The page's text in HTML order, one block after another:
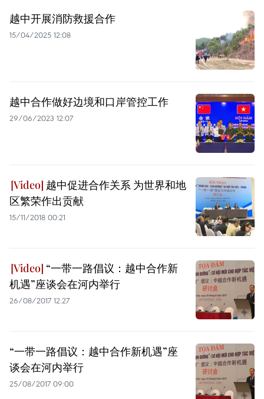
越中开展消防救援合作
15/04/2025 12:08
越中合作做好边境和口岸管控工作
29/06/2023 12:07
越中促进合作关系 为世界和地
区繁荣作出贡献
15/11/2018 00:21
“一带一路倡议：越中合作新
机遇”座谈会在河内举行
26/08/2017 12:27
“一带一路倡议：越中合作新机遇”座
谈会在河内举行
25/08/2017 09:00